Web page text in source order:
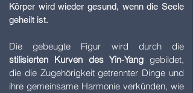
Körper wird wieder gesund, wenn die Seele
geheilt ist.
Die gebeugte Figur wird durch die
stilisierten Kurven des Yin-Yang gebildet,
die die Zugehörigkeit getrennter Dinge und
ihre gemeinsame Harmonie verkünden, wie